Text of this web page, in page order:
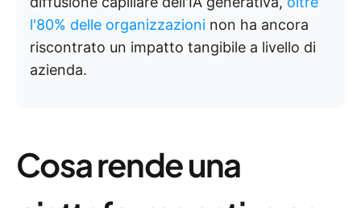
l'80% delle organizzazioni non ha ancora
riscontrato un impatto tangibile a livello di
azienda.
Cosa rende una